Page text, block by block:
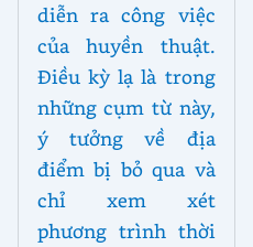
diễn ra công việc
của huyền thuật.
Điều kỳ lạ là trong
những cụm từ này,
ý tưởng về địa
điểm bị bỏ qua và
chỉ xem xét
phương trình thời